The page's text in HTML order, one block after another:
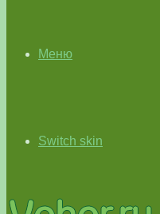
Меню
Switch skin